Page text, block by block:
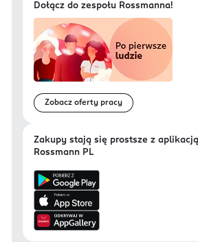
Dołącz do zespołu Rossmanna!
Zobacz oferty pracy
Zakupy stają się prostsze z aplikacją
Rossmann PL